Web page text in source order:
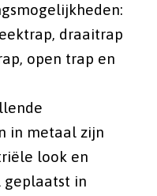
draaitrap
open trap en
in metaal zijn
look en
geplaatst in